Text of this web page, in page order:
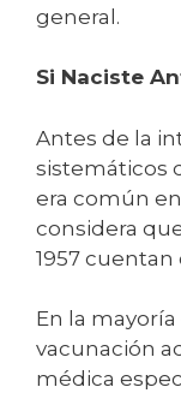
general.
Si Naciste
Antes de la
sistemáticos
era común
considera
1957
En la
vacunación
médica